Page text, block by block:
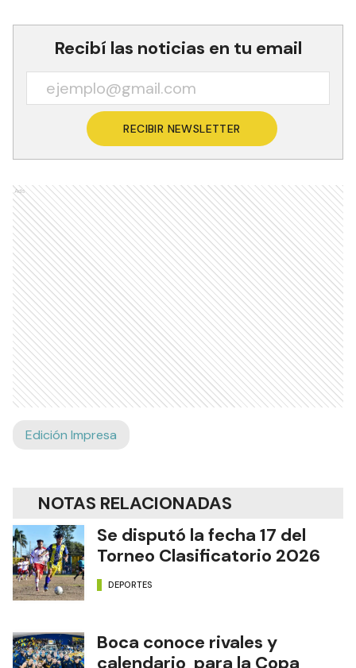
Recibí las noticias en tu email
RECIBIR NEWSLETTER
Ads
Edición Impresa
NOTAS RELACIONADAS
Se disputó la fecha 17 del
Torneo Clasificatorio 2026
DEPORTES
Boca conoce rivales y
calendario para la Copa